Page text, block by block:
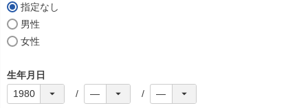
指定なし
男性
女性
生年月日